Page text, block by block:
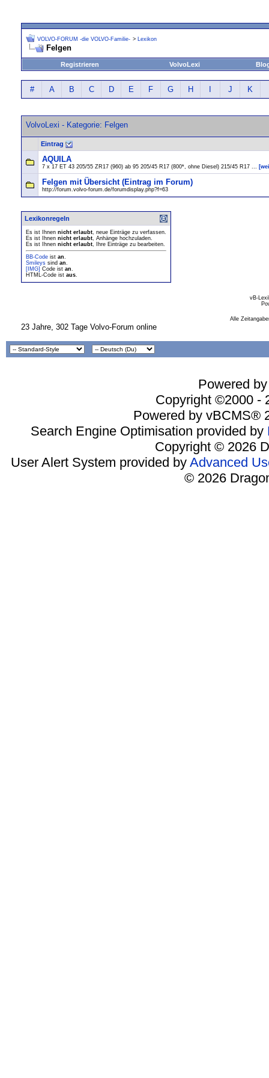
VOLVO-FORUM -die VOLVO-Familie- > Lexikon
Felgen
Registrieren VolvoLexi
# A B C D E F G H J K
VolvoLexi - Kategorie: Felgen
Eintrag
AQUILA
7 x 17 ET 43 205/55 ZR17 (960) ab 95 205/45 R17 (800*, ohne Diesel) 215/45 R17 ...
Felgen mit Übersicht (Eintrag im Forum)
http://forum.volvo-forum.de/forumdisplay.php?f=63
Lexikonregeln
Es ist Ihnen nicht erlaubt, neue Einträge zu verfassen.
Es ist Ihnen nicht erlaubt, Anhänge hochzuladen.
Es ist Ihnen nicht erlaubt, Ihre Einträge zu bearbeiten.
BB-Code ist an.
Smileys sind an.
[IMG] Code ist an.
HTML-Code ist aus.
vB-
Alle
23 Jahre, 302 Tage Volvo-Forum online
Powered
Copyright ©2000 -
Powered by vBCMS®
Search Engine Optimisation provided by
Copyright © 2026
User Alert System provided by Advanced
© 2026